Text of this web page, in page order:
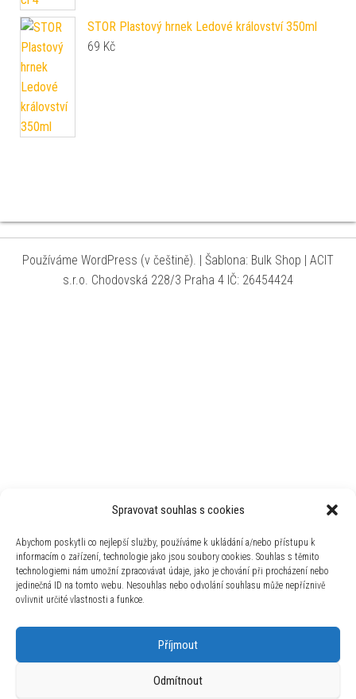
Spravovat souhlas s cookies
Abychom poskytli co nejlepší služby, používáme k ukládání a/nebo přístupu k
informacím o zařízení, technologie jako jsou soubory cookies. Souhlas s těmito
technologiemi nám umožní zpracovávat údaje, jako je chování při procházení nebo
jedinečná ID na tomto webu. Nesouhlas nebo odvolání souhlasu může nepříznivě
ovlivnit určité vlastnosti a funkce.
Příjmout
Odmítnout
STOR Plastový hrnek Ledové království 350ml
69 Kč
Používáme WordPress (v češtině). | Šablona: Bulk Shop | ACIT
s.r.o. Chodovská 228/3 Praha 4 IČ: 26454424